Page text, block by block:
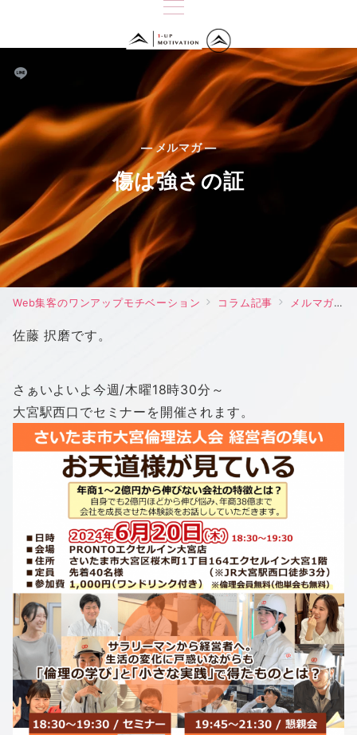
— メルマガ —
傷は強さの証
Web集客のワンアップモチベーション コラム記事 メルマガ
佐藤 択磨です。
さぁいよいよ今週/木曜18時30分～
大宮駅西口でセミナーを開催されます。